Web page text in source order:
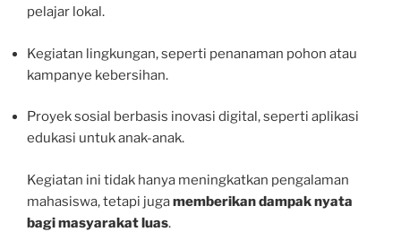
pelajar lokal.
Kegiatan lingkungan, seperti penanaman pohon atau
kampanye kebersihan.
Proyek sosial berbasis inovasi digital, seperti aplikasi
edukasi untuk anak-anak.
Kegiatan ini tidak hanya meningkatkan pengalaman
mahasiswa, tetapi jugamemberikan dampak nyata
bagi masyarakat luas.